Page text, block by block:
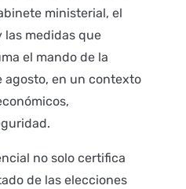
ministerial, el
las medidas que
el mando de la
agosto, en un contexto
no solo certifica
de las elecciones